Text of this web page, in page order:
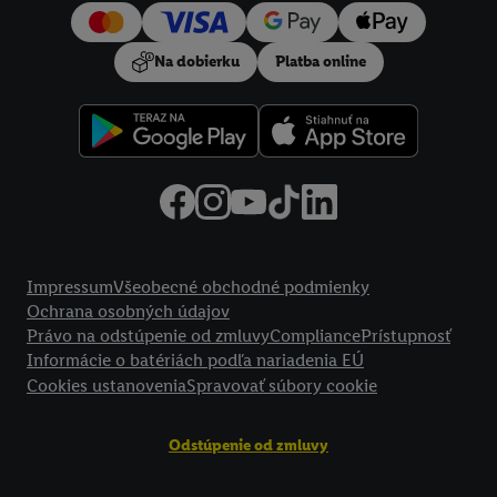
Na dobierku Platba online
ImpressumVšeobecné obchodné podmienky
Ochrana osobných údajov
Právo na odstúpenie od zmluvyCompliancePrístupnosť
Informácie o batériách podľa nariadenia EÚ
Cookies ustanoveniaSpravovať súbory cookie
Odstúpenie od zmluvy
používanie potrebných technológií. Kliknutím na "Súhlasím
vyjadríte súhlas so spracúvaním na všetky vyššie uvedené účely.
Ďalšie informácie vrátane informácií o dobe uchovávania
údajov a Vašom práve kedykoľvek odvolať súhlas s účinnosťou
do budúcnosti nájdete v našich
zásadách ochrany osobných
.Imprint nájdete tu.